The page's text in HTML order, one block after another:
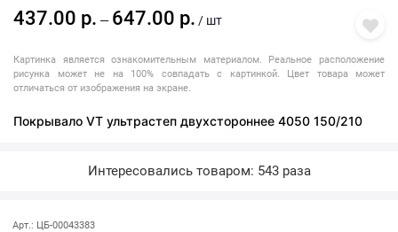
437.00 р. — 647.00 р. / шт
Картинка является ознакомительным материалом. Реальное расположение
рисунка может не на 100% совпадать с картинкой. Цвет товара может
отличаться от изображения на экране.
Покрывало VT ультрастеп двухстороннее 4050 150/210
Интересовались товаром: 543 раза
Арт.: ЦБ-00043383